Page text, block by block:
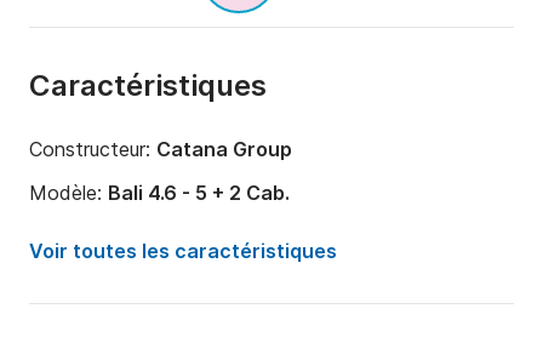
Caractéristiques
Constructeur: Catana Group
Modèle: Bali 4.6 - 5 + 2 Cab.
Année:
Voir toutes les caractéristiques